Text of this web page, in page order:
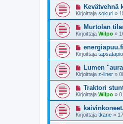
Kevätvehnä
Kirjoittaja sokuri »
Murtolan
Kirjoittaja Wilpo »
energiapuu.fi
Kirjoittaja tapsatapio
Lumen
Kirjoittaja z-liner »
Traktori
Kirjoittaja Wilpo »
Kirjoittaja tkane »